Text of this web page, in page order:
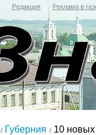
Редакция Реклама в
Губерния
10